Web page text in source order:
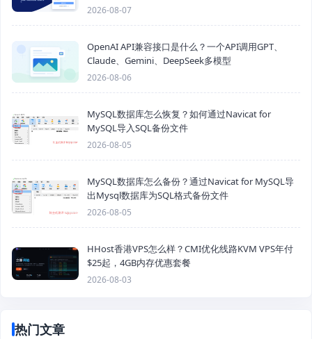
2026-08-07
OpenAI API兼容接口是什么？一个API调用GPT、
Claude、Gemini、DeepSeek多模型
2026-08-06
MySQL数据库怎么恢复？如何通过Navicat for
MySQL导入SQL备份文件
2026-08-05
MySQL数据库怎么备份？通过Navicat for MySQL导
出Mysql数据库为SQL格式备份文件
2026-08-05
HHost香港VPS怎么样？CMI优化线路KVM VPS年付
$25起，4GB内存优惠套餐
2026-08-03
热门文章